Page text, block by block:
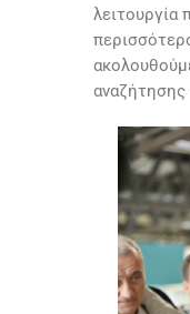
λειτουργία